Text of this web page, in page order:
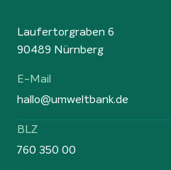
Laufertorgraben 6
90489 Nürnberg
E-Mail
hallo@umweltbank.de
BLZ
760 350 00